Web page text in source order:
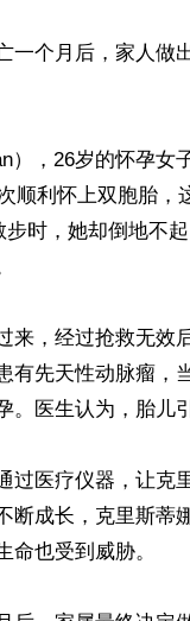
一个月后，家人做
），26岁的怀孕女
顺利怀上双胞胎，
时，她却倒地不
来，经过抢救无效
有先天性动脉瘤，
医生认为，胎儿
过医疗仪器，让克
断成长，克里斯蒂
也受到威胁。